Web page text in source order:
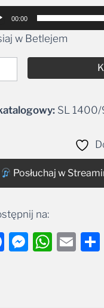
00:00
w Betlejem
SL 1400/
Posłuchaj w
na:
Facebook